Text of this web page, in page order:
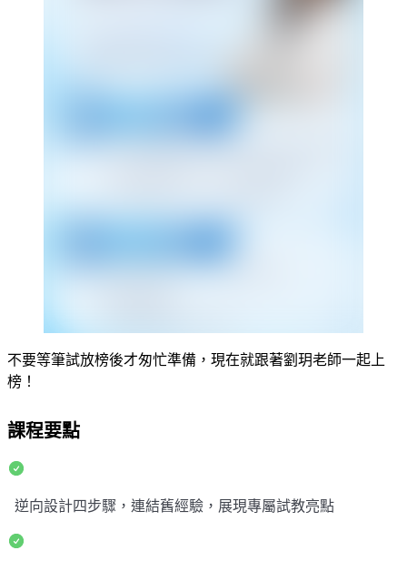
不要等筆試放榜後才匆忙準備 ，現在就跟著劉玥老師一起上
榜！
課程要點
逆向設計四步驟，連結舊經驗，展現專屬試教亮點